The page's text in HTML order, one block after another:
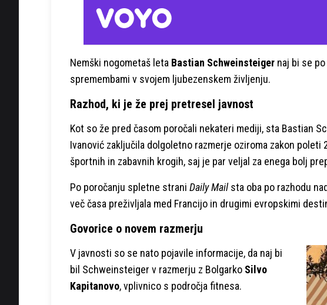
Nemški nogometaš leta Bastian Schweinsteiger naj bi se
spremembami v svojem ljubezenskem življenju.
Razhod, ki je že prej pretresel javnost
Kot so že pred časom poročali nekateri mediji, sta Bastian
Ivanović zaključila dolgoletno razmerje oziroma zakon poleti
športnih in zabavnih krogih, saj je par veljal za enega bolj
Po poročanju spletne strani Daily Mailsta oba po razhodu
več časa preživljala med Francijo in drugimi evropskimi
Govorice o novem razmerju
V javnosti so se nato pojavile informacije, da naj bi
bil Schweinsteiger v razmerju z Bolgarko Silvo
Kapitanovo, vplivnico s področja fitnesa.